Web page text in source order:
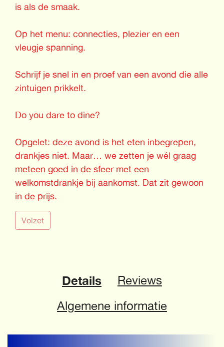
is als de smaak.
Op het menu: connecties, plezier en een
vleugje spanning.
Schrijf je snel in en proef van een avond die alle
zintuigen prikkelt.
Do you dare to dine?
Opgelet: deze avond is het eten inbegrepen,
drankjes niet. Maar… we zetten je wél graag
meteen goed in de sfeer met een
welkomstdrankje bij aankomst. Dat zit gewoon
in de prijs.
Volzet
Details
Reviews
Algemene informatie